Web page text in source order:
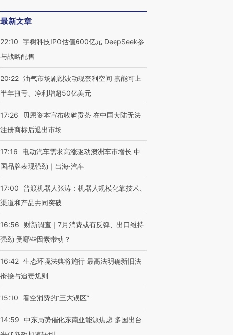
最新文章
22:10
宇树科技IPO估值600亿元 DeepSeek参
与战略配售
20:22 油气市场剧烈波动现套利空间 嘉能可上
半年扭亏、净利增超50亿美元
17:26
贝恩资本宣布收购贡茶 在中国大陆无法
注册商标后退出市场
17:16
电动汽车需求高涨驱动澳洲车市增长 中
国品牌表现强劲｜出海·汽车
17:00
普渡机器人张涛：机器人规模化靠技术、
渠道和产品共同突破
16:56
财新调查｜7月消费或有反弹、出口维持
强劲 受哪些因素带动？
16:42 生态环境法典将施行 最高法明确新旧法
衔接与追责规则
15:10 看空消费的“三大误区”
14:59
中东局势催化东南亚能源焦虑 多国出台